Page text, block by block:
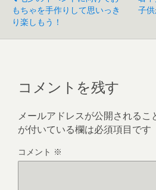
もちゃを手作りして思いっき
り楽しもう！
子
コメントを残す
メールアドレスが公開されるこ
が付いている欄は必須項目です
コメント ※